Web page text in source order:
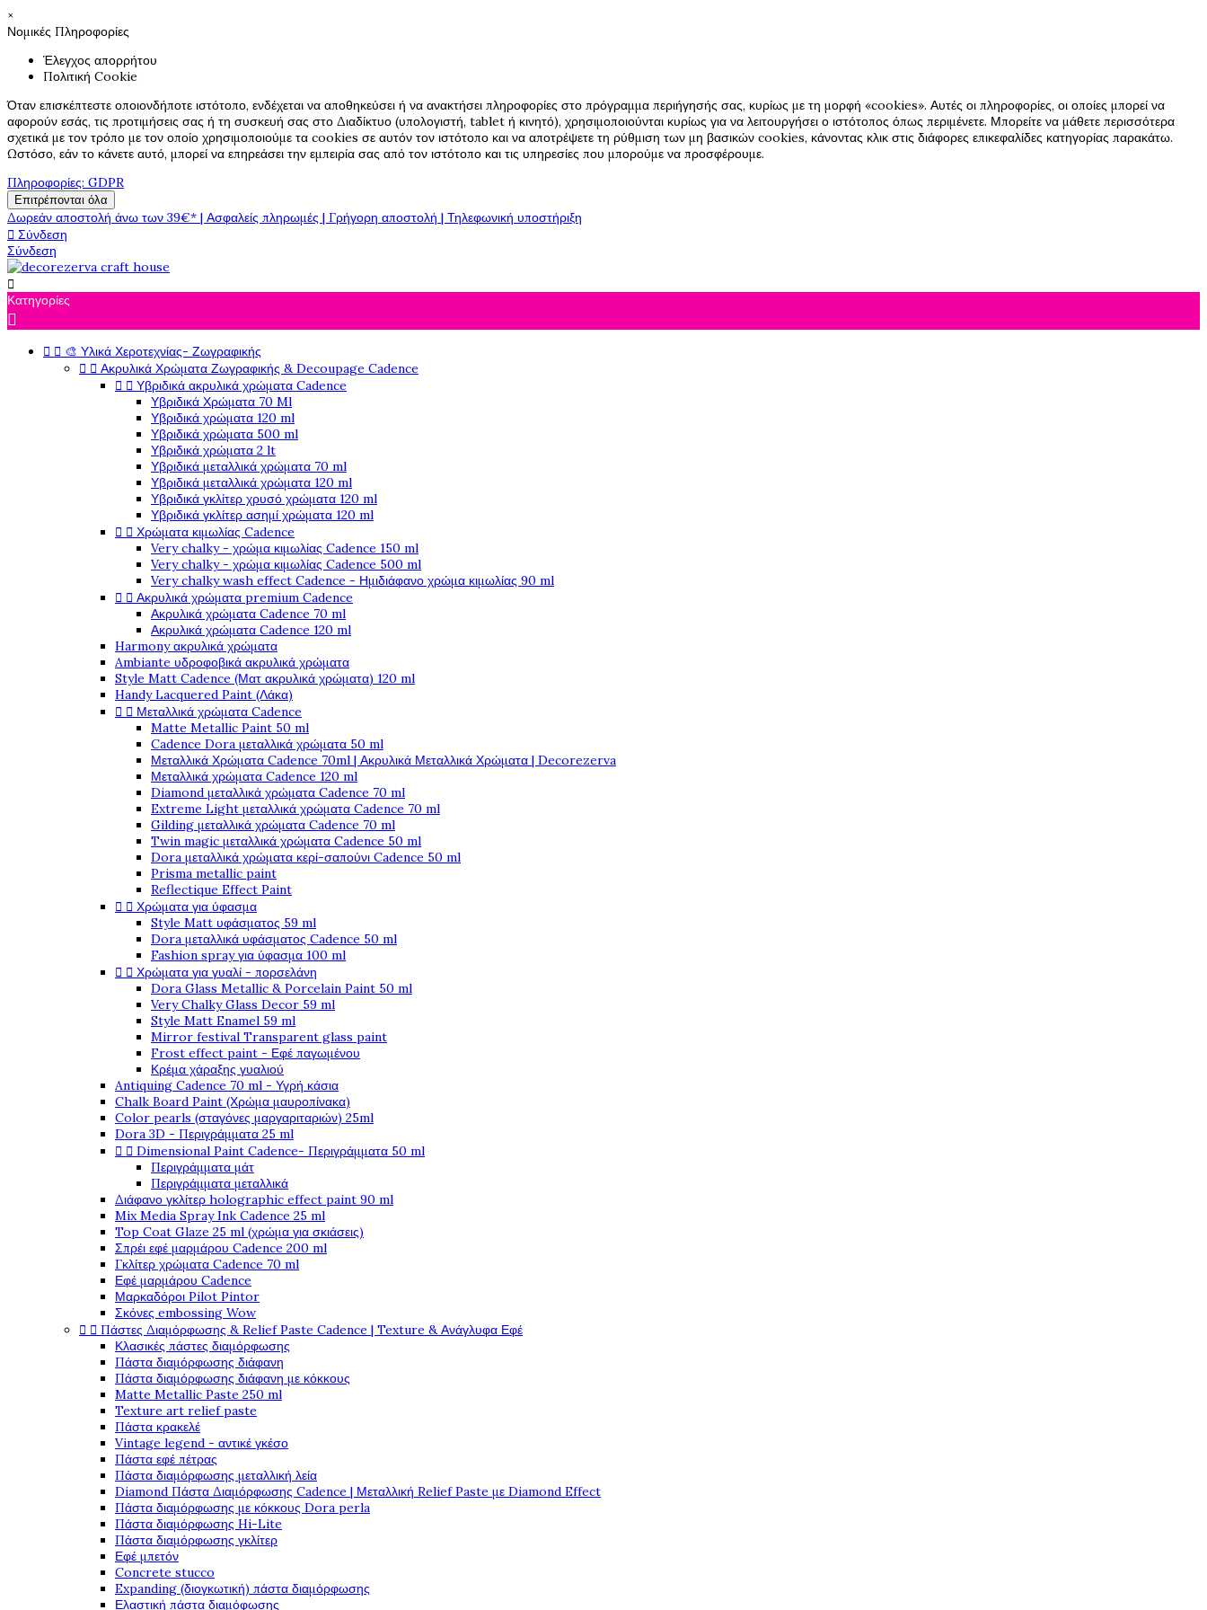
×
Νομικές Πληροφορίες
Έλεγχος απορρήτου
Πολιτική Cookie
Όταν επισκέπτεστε οποιονδήποτε ιστότοπο, ενδέχεται να αποθηκεύσει ή να ανακτήσει πληροφορίες στο πρόγραμμα περιήγησής σας, κυρίως με τη μορφή «cookies». Αυτές οι πληροφορίες, οι οποίες μπορεί να
αφορούν εσάς, τις προτιμήσεις σας ή τη συσκευή σας στο Διαδίκτυο (υπολογιστή, tablet ή κινητό), χρησιμοποιούνται κυρίως για να λειτουργήσει ο ιστότοπος όπως περιμένετε. Μπορείτε να μάθετε περισσότερα
σχετικά με τον τρόπο με τον οποίο χρησιμοποιούμε τα cookies σε αυτόν τον ιστότοπο και να αποτρέψετε τη ρύθμιση των μη βασικών cookies, κάνοντας κλικ στις διάφορες επικεφαλίδες κατηγορίας παρακάτω.
Ωστόσο, εάν το κάνετε αυτό, μπορεί να επηρεάσει την εμπειρία σας από τον ιστότοπο και τις υπηρεσίες που μπορούμε να προσφέρουμε.
Πληροφορίες: GDPR
Επιτρέπονται όλα
Δωρεάν αποστολή άνω των 39€* | Ασφαλείς πληρωμές | Γρήγορη αποστολή | Τηλεφωνική υποστήριξη
 Σύνδεση
Σύνδεση

Κατηγορίες

  🎨 Υλικά Χεροτεχνίας- Ζωγραφικής
  Ακρυλικά Χρώματα Ζωγραφικής & Decoupage Cadence
  Υβριδικά ακρυλικά χρώματα Cadence
Υβριδικά Χρώματα 70 Ml
Υβριδικά χρώματα 120 ml
Υβριδικά χρώματα 500 ml
Υβριδικά χρώματα 2 lt
Υβριδικά μεταλλικά χρώματα 70 ml
Υβριδικά μεταλλικά χρώματα 120 ml
Υβριδικά γκλίτερ χρυσό χρώματα 120 ml
Υβριδικά γκλίτερ ασημί χρώματα 120 ml
  Χρώματα κιμωλίας Cadence
Very chalky - χρώμα κιμωλίας Cadence 150 ml
Very chalky - χρώμα κιμωλίας Cadence 500 ml
Very chalky wash effect Cadence - Ημιδιάφανο χρώμα κιμωλίας 90 ml
  Ακρυλικά χρώματα premium Cadence
Ακρυλικά χρώματα Cadence 70 ml
Ακρυλικά χρώματα Cadence 120 ml
Harmony ακρυλικά χρώματα
Ambiante υδροφοβικά ακρυλικά χρώματα
Style Matt Cadence (Ματ ακρυλικά χρώματα) 120 ml
Handy Lacquered Paint (Λάκα)
  Μεταλλικά χρώματα Cadence
Matte Metallic Paint 50 ml
Cadence Dora μεταλλικά χρώματα 50 ml
Μεταλλικά Χρώματα Cadence 70ml | Ακρυλικά Μεταλλικά Χρώματα | Decorezerva
Μεταλλικά χρώματα Cadence 120 ml
Diamond μεταλλικά χρώματα Cadence 70 ml
Extreme Light μεταλλικά χρώματα Cadence 70 ml
Gilding μεταλλικά χρώματα Cadence 70 ml
Twin magic μεταλλικά χρώματα Cadence 50 ml
Dora μεταλλικά χρώματα κερί-σαπούνι Cadence 50 ml
Prisma metallic paint
Reflectique Effect Paint
  Χρώματα για ύφασμα
Style Matt υφάσματος 59 ml
Dora μεταλλικά υφάσματος Cadence 50 ml
Fashion spray για ύφασμα 100 ml
  Χρώματα για γυαλί - πορσελάνη
Dora Glass Metallic & Porcelain Paint 50 ml
Very Chalky Glass Decor 59 ml
Style Matt Enamel 59 ml
Mirror festival Transparent glass paint
Frost effect paint - Εφέ παγωμένου
Κρέμα χάραξης γυαλιού
Antiquing Cadence 70 ml - Υγρή κάσια
Chalk Board Paint (Χρώμα μαυροπίνακα)
Color pearls (σταγόνες μαργαριταριών) 25ml
Dora 3D - Περιγράμματα 25 ml
  Dimensional Paint Cadence- Περιγράμματα 50 ml
Περιγράμματα μάτ
Περιγράμματα μεταλλικά
Διάφανο γκλίτερ holographic effect paint 90 ml
Mix Media Spray Ink Cadence 25 ml
Top Coat Glaze 25 ml (χρώμα για σκιάσεις)
Σπρέι εφέ μαρμάρου Cadence 200 ml
Γκλίτερ χρώματα Cadence 70 ml
Εφέ μαρμάρου Cadence
Μαρκαδόροι Pilot Pintor
Σκόνες embossing Wow
  Πάστες Διαμόρφωσης & Relief Paste Cadence | Texture & Ανάγλυφα Εφέ
Κλασικές πάστες διαμόρφωσης
Πάστα διαμόρφωσης διάφανη
Πάστα διαμόρφωσης διάφανη με κόκκους
Matte Metallic Paste 250 ml
Texture art relief paste
Πάστα κρακελέ
Vintage legend - αντικέ γκέσο
Πάστα εφέ πέτρας
Πάστα διαμόρφωσης μεταλλική λεία
Diamond Πάστα Διαμόρφωσης Cadence | Μεταλλική Relief Paste με Diamond Effect
Πάστα διαμόρφωσης με κόκκους Dora perla
Πάστα διαμόρφωσης Hi-Lite
Πάστα διαμόρφωσης γκλίτερ
Εφέ μπετόν
Concrete stucco
Expanding (διογκωτική) πάστα διαμόρφωσης
Ελαστική πάστα διαμόφωσης